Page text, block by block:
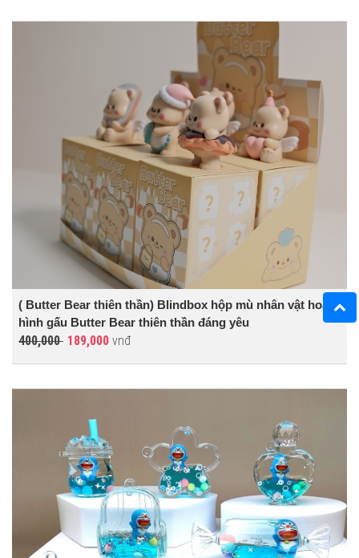
( Butter Bear thiên thần) Blindbox hộp mù nhân vật hoạt
hình gấu Butter Bear thiên thần đáng yêu
400,000 189,000 vnđ